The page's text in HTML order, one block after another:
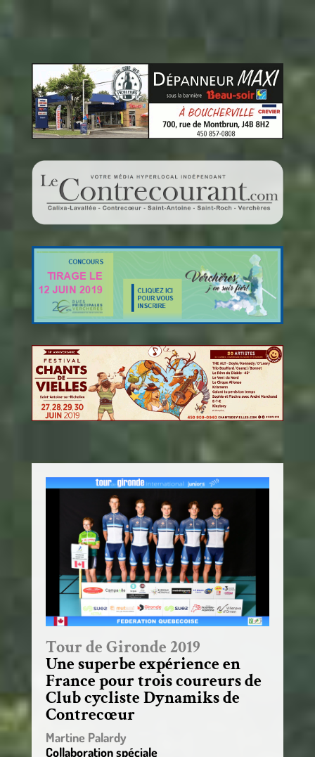
Tour de Gironde 2019
Une superbe expérience en
France pour trois coureurs de
Club cycliste Dynamiks de
Contrecœur
Martine Palardy
Collaboration spéciale